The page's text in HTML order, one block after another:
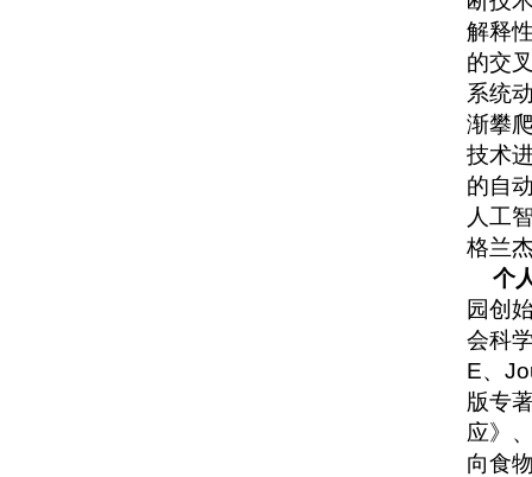
解释
的交
系统
渐攀
技术
的自
人工
格兰
个
园创
会科
E、
版专
应》
向食